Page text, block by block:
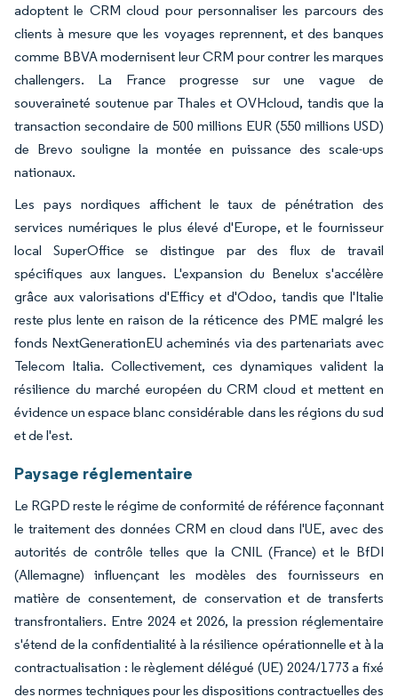
adoptent le CRM cloud pour personnaliser les parcours des
clients à mesure que les voyages reprennent, et des banques
comme BBVA modernisent leur CRM pour contrer les marques
challengers. La France progresse sur une vague de
souveraineté soutenue par Thales et OVHcloud, tandis que la
transaction secondaire de 500 millions EUR (550 millions USD)
de Brevo souligne la montée en puissance des scale-ups
nationaux.
Les pays nordiques affichent le taux de pénétration des
services numériques le plus élevé d'Europe, et le fournisseur
local SuperOffice se distingue par des flux de travail
spécifiques aux langues. L'expansion du Benelux s'accélère
grâce aux valorisations d'Efficy et d'Odoo, tandis que l'Italie
reste plus lente en raison de la réticence des PME malgré les
fonds NextGenerationEU acheminés via des partenariats avec
Telecom Italia. Collectivement, ces dynamiques valident la
résilience du marché européen du CRM cloud et mettent en
évidence un espace blanc considérable dans les régions du sud
et de l'est.
Paysage réglementaire
Le RGPD reste le régime de conformité de référence façonnant
le traitement des données CRM en cloud dans l'UE, avec des
autorités de contrôle telles que la CNIL (France) et le BfDI
(Allemagne) influençant les modèles des fournisseurs en
matière de consentement, de conservation et de transferts
transfrontaliers. Entre 2024 et 2026, la pression réglementaire
s'étend de la confidentialité à la résilience opérationnelle et à la
contractualisation : le règlement délégué (UE) 2024/1773 a fixé
des normes techniques pour les dispositions contractuelles des